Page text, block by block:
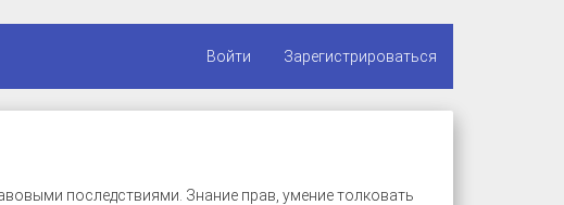
Войти Зарегистрироваться
последствиями. Знание прав, умение толковать